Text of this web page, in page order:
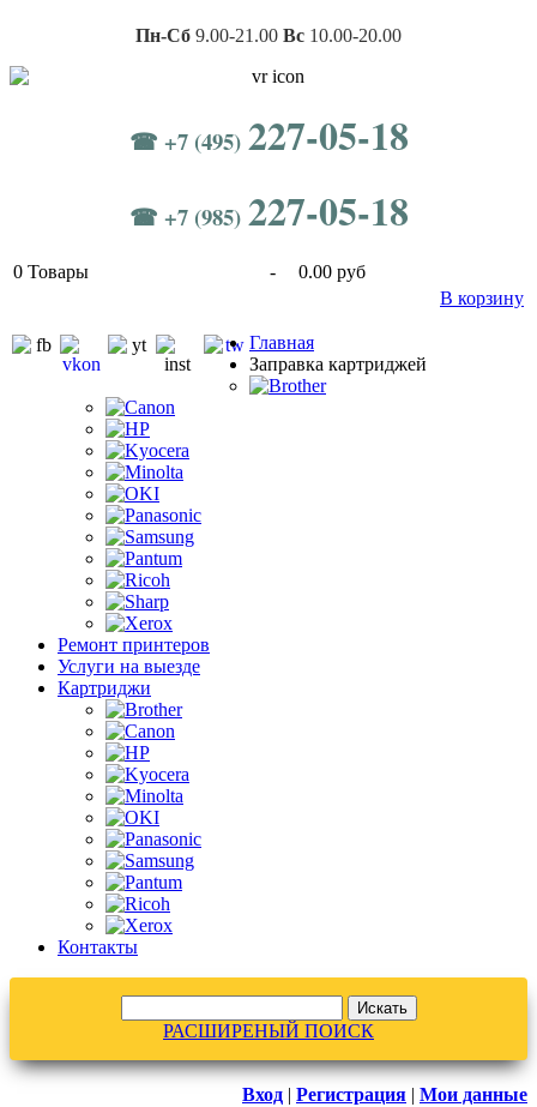
Пн-Сб 9.00-21.00 Вс 10.00-20.00
☎ +7 (495) 227-05-18
☎ +7 (985) 227-05-18
0 Товары -
0.00 руб
В корзину
Главная
Заправка картриджей
Ремонт принтеров
Услуги на выезде
Картриджи
Контакты
РАСШИРЕНЫЙ ПОИСК
Вход | Регистрация | Мои данные